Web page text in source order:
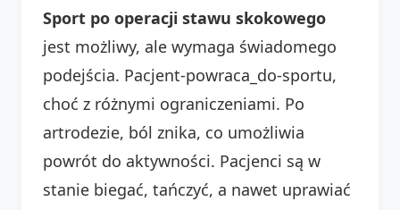
Sport po operacji stawu skokowego
jest możliwy, ale wymaga świadomego
podejścia. Pacjent-powraca_do-sportu,
choć z różnymi ograniczeniami. Po
artrodezie, ból znika, co umożliwia
powrót do aktywności. Pacjenci są w
stanie biegać, tańczyć, a nawet uprawiać